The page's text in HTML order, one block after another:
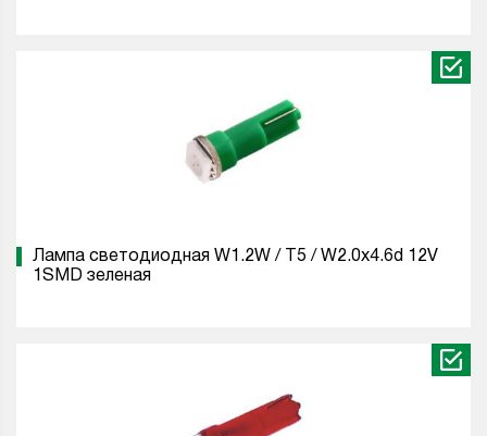
Лампа светодиодная W1.2W / T5 / W2.0x4.6d 12V
1SMD зеленая